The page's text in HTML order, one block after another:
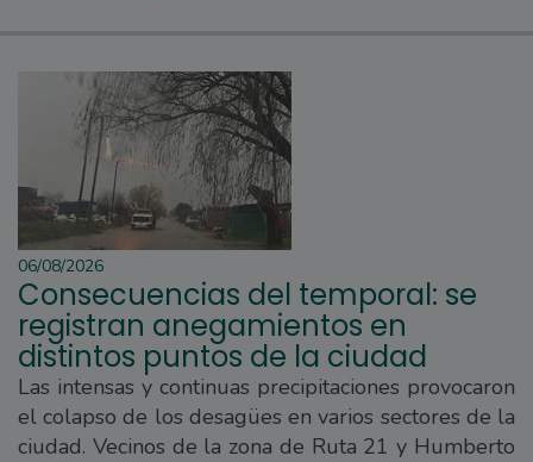
06/08/2026
Consecuencias del temporal: se
registran anegamientos en
distintos puntos de la ciudad
Las intensas y continuas precipitaciones provocaron
el colapso de los desagües en varios sectores de la
ciudad. Vecinos de la zona de Ruta 21 y Humberto